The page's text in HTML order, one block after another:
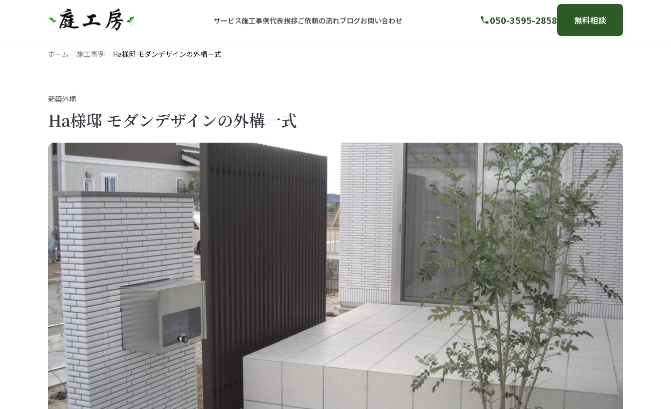
サービス施工事例代表挨拶ご依頼の流れブログお問い合わせ 050-3595-2858 無料相談
ホーム 施工事例 Ha様邸 モダンデザインの外構一式
新築外構
Ha様邸 モダンデザインの外構一式